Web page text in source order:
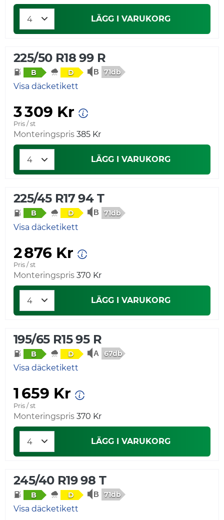
LÄGG I VARUKORG
225/50 R18 99 R
B D 71db
Visa däcketikett
3 309 Kr
Pris / st
Monteringspris 385 Kr
LÄGG I VARUKORG
225/45 R17 94 T
B D 71db
Visa däcketikett
2 876 Kr
Pris / st
Monteringspris 370 Kr
LÄGG I VARUKORG
195/65 R15 95 R
B D 67db
Visa däcketikett
1 659 Kr
Pris / st
Monteringspris 370 Kr
LÄGG I VARUKORG
245/40 R19 98 T
B D 71db
Visa däcketikett